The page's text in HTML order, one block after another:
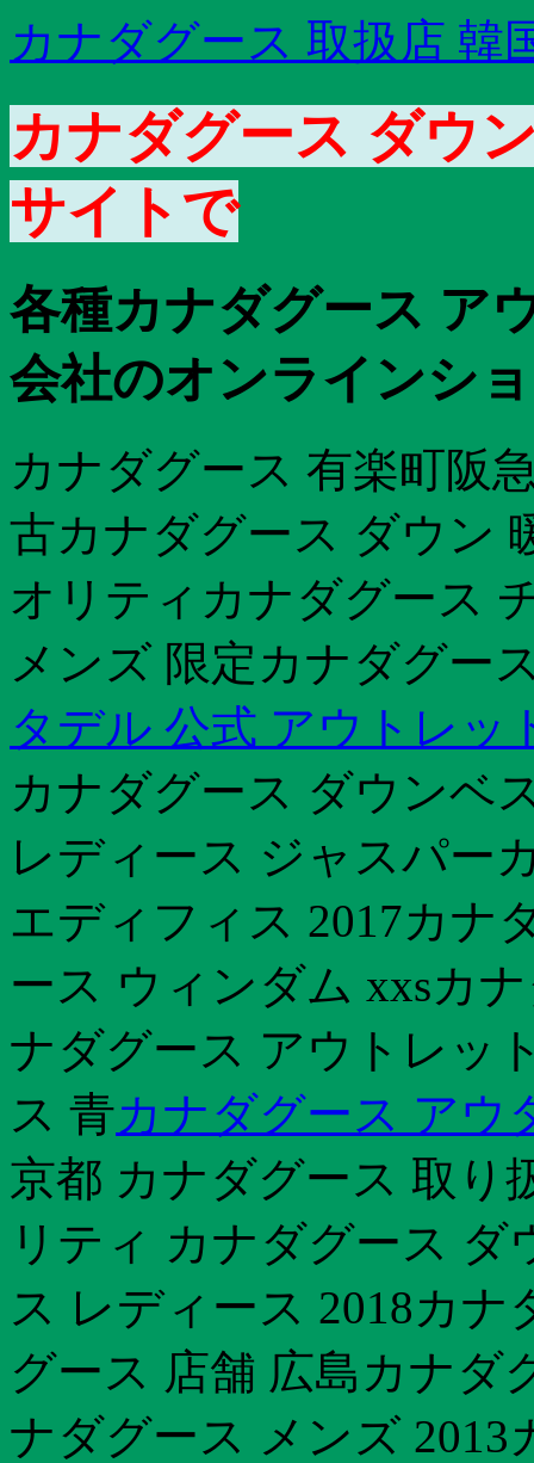
カナダグース 取扱店 韓
カナダグース ダウ
サイトで
各種カナダグース ア
会社のオンラインシ
カナダグース 有楽町阪
古カナダグース ダウン
オリティカナダグース
メンズ 限定カナダグー
タデル 公式 アウトレッ
カナダグース ダウンベ
レディース ジャスパー
エディフィス 2017カナ
ース ウィンダム xxsカ
ナダグース アウトレッ
ス 青カナダグース アウ
京都 カナダグース 取り
リティ カナダグース
ス レディース 2018カ
グース 店舗 広島カナダ
ナダグース メンズ